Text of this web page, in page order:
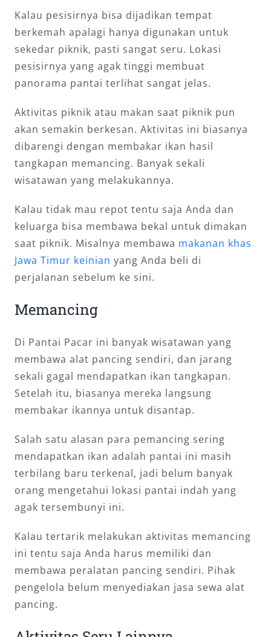
Kalau pesisirnya bisa dijadikan tempat
berkemah apalagi hanya digunakan untuk
sekedar piknik, pasti sangat seru. Lokasi
pesisirnya yang agak tinggi membuat
panorama pantai terlihat sangat jelas.
Aktivitas piknik atau makan saat piknik pun
akan semakin berkesan. Aktivitas ini biasanya
dibarengi dengan membakar ikan hasil
tangkapan memancing. Banyak sekali
wisatawan yang melakukannya.
Kalau tidak mau repot tentu saja Anda dan
keluarga bisa membawa bekal untuk dimakan
saat piknik. Misalnya membawa makanan khas
Jawa Timur keinian yang Anda beli di
perjalanan sebelum ke sini.
Memancing
Di Pantai Pacar ini banyak wisatawan yang
membawa alat pancing sendiri, dan jarang
sekali gagal mendapatkan ikan tangkapan.
Setelah itu, biasanya mereka langsung
membakar ikannya untuk disantap.
Salah satu alasan para pemancing sering
mendapatkan ikan adalah pantai ini masih
terbilang baru terkenal, jadi belum banyak
orang mengetahui lokasi pantai indah yang
agak tersembunyi ini.
Kalau tertarik melakukan aktivitas memancing
ini tentu saja Anda harus memiliki dan
membawa peralatan pancing sendiri. Pihak
pengelola belum menyediakan jasa sewa alat
pancing.